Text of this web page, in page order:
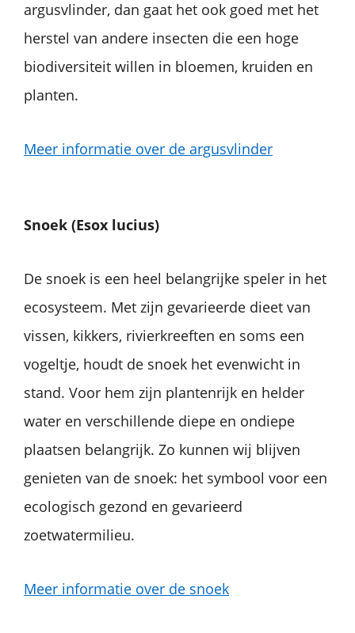
argusvlinder, dan gaat het ook goed met het
herstel van andere insecten die een hoge
biodiversiteit willen in bloemen, kruiden en
planten.
Meer informatie over de argusvlinder
Snoek (Esox lucius)
De snoek is een heel belangrijke speler in het
ecosysteem. Met zijn gevarieerde dieet van
vissen, kikkers, rivierkreeften en soms een
vogeltje, houdt de snoek het evenwicht in
stand. Voor hem zijn plantenrijk en helder
water en verschillende diepe en ondiepe
plaatsen belangrijk. Zo kunnen wij blijven
genieten van de snoek: het symbool voor een
ecologisch gezond en gevarieerd
zoetwatermilieu.
Meer informatie over de snoek